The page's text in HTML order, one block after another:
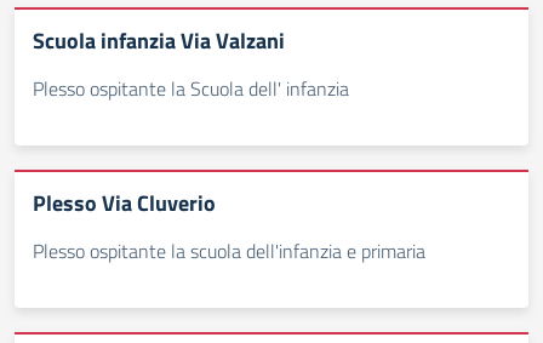
Scuola infanzia Via Valzani
Plesso ospitante la Scuola dell' infanzia
Plesso Via Cluverio
Plesso ospitante la scuola dell'infanzia e primaria